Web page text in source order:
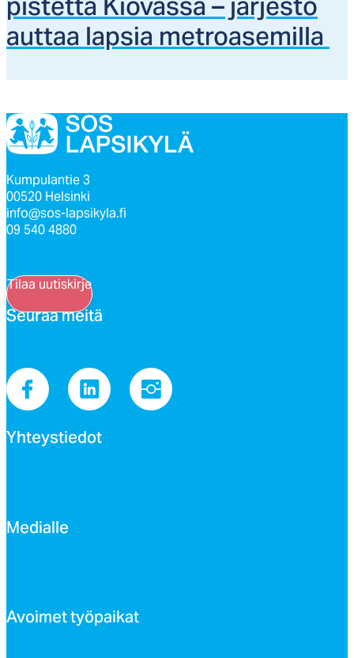
aut­taa lap­sia met­roa­se­mil­la
Kumpulantie 3
00520 Helsinki
info@sos-lapsikyla.fi
09 540 4880
Tilaa uutiskirje
Seu­raa mei­tä
Yh­teys­tie­dot
Me­dial­le
Avoi­met työ­pai­kat